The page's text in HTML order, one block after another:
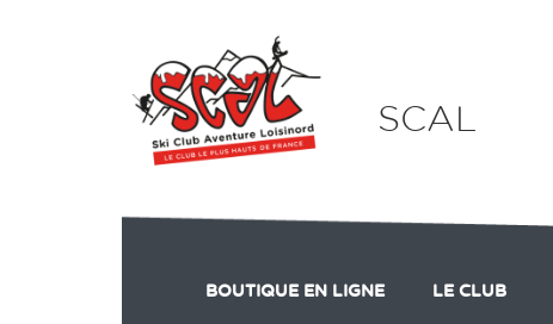
SCAL
BOUTIQUE EN LIGNE LE CLUB